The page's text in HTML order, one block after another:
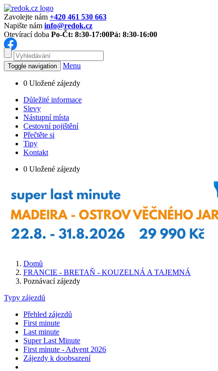
Zavolejte nám +420 461 530 663
Napište nám info@redok.cz
Otevírací doba Po-Čt: 8:30-17:00Pá: 8:30-16:00
Toggle navigation Menu
0 Uložené zájezdy
Důležité informace
Slevy
Nástupní místa
Cestovní pojištění
Přečtěte si
Tipy
Kontakt
0 Uložené zájezdy
Domů
FRANCIE - BRETAŇ - KOUZELNÁ A TAJEMNÁ
Poznávací zájezdy
Typy zájezdů
Přehled zájezdů
First minute
Last minute
Super Last Minute
First minute - Advent 2026
Zájezdy k doobsazení